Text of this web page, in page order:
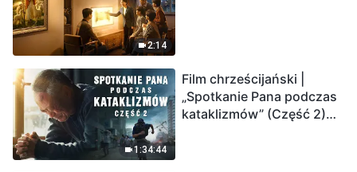
2:14
1:34:44
Film chrześcijański |
„Spotkanie Pana podczas
kataklizmów” (Część 2)